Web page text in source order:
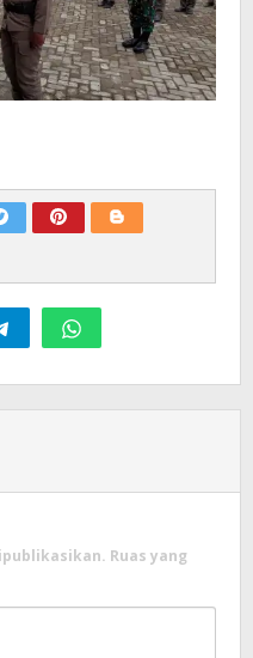
Ruas yang